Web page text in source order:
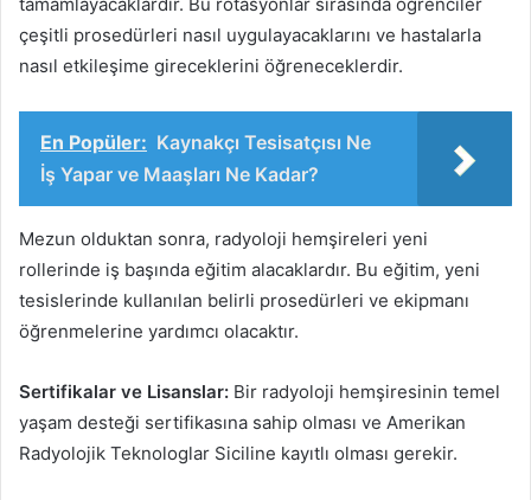
çeşitli prosedürleri nasıl uygulayacaklarını ve hastalarla
nasıl etkileşime gireceklerini öğreneceklerdir.
En Popüler: Kaynakçı Tesisatçısı Ne
İş Yapar ve Maaşları Ne Kadar?
Mezun olduktan sonra, radyoloji hemşireleri yeni
rollerinde iş başında eğitim alacaklardır. Bu eğitim, yeni
tesislerinde kullanılan belirli prosedürleri ve ekipmanı
öğrenmelerine yardımcı olacaktır.
Sertifikalar ve Lisanslar: Bir radyoloji hemşiresinin temel
yaşam desteği sertifikasına sahip olması ve Amerikan
Radyolojik Teknologlar Siciline kayıtlı olması gerekir.